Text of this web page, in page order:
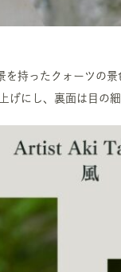
持ったクォーツの
げにし、裏面は目の